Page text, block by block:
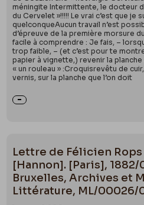
méningite Intermittente, le docteur
du Cervelet »!!!!! Le vrai c’est que je
quelconqueAucun travail n’est
d’épreuve de la première morsure
facile à comprendre : Je fais, –
trop faible, – (et c’est pour te
papier à vignette,) revenir la planche
« un rouleau » :Croquisrevêtu de
vernis, sur la planche que l’on doit
Lettre de Félicien Rops
[Hannon]. [Paris], 1882/
Bruxelles, Archives et
Littérature, ML/00026/